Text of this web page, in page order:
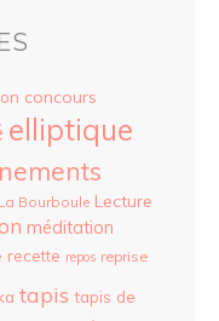
concours
elliptique
La Bourboule Lecture
méditation
recette repos reprise
tapis tapis de